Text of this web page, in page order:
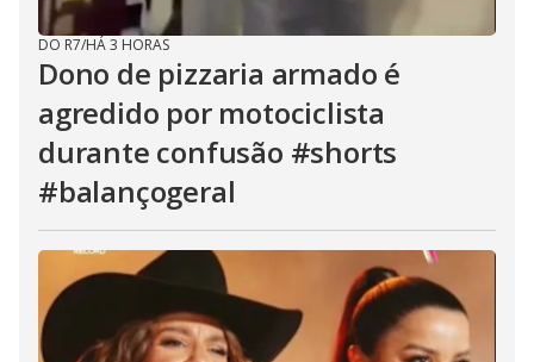
DO R7/HÁ 3 HORAS
Dono de pizzaria armado é
agredido por motociclista
durante confusão #shorts
#balançogeral